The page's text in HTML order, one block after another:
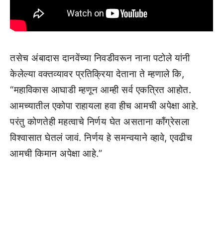
तसेच अंबादास दानवेंच्या निवडीवरून नाना पटोले यांनी
केलेल्या वक्तव्यावर प्रतिक्रिया देताना ते म्हणाले कि,
“महाविकास आघाडी म्हणून आम्ही सर्व एकत्रित आहोत.
आमच्यातील एकोपा राहायला हवा हीच आमची अपेक्षा आहे.
परंतु कोणतेही महत्वाचे निर्णय घेत असताना काँग्रेसला
विश्वासात घेतलं जावं. निर्णय हे समन्वयाने व्हावे, एवढीच
आमची किमान अपेक्षा आहे.”